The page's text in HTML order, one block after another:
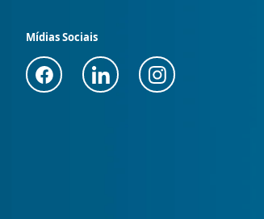
Mídias Sociais